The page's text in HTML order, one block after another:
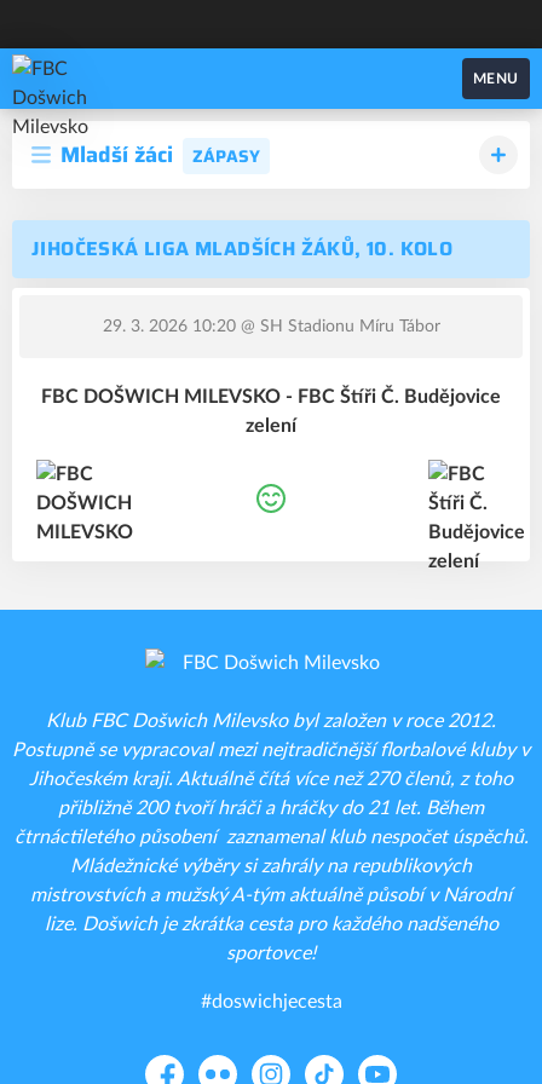
FBC Došwich Milevsko
MENU
Mladší žáci ZÁPASY
JIHOČESKÁ LIGA MLADŠÍCH ŽÁKŮ, 10. KOLO
29. 3. 2026 10:20@ SH Stadionu Míru Tábor
FBC DOŠWICH MILEVSKO - FBC Štíři Č. Budějovice
zelení
Klub FBC Došwich Milevsko byl založen v roce 2012.
Postupně se vypracoval mezi nejtradičnější florbalové kluby v
Jihočeském kraji. Aktuálně čítá více než 270 členů, z toho
přibližně 200 tvoří hráči a hráčky do 21 let. Během
čtrnáctiletého působení zaznamenal klub nespočet úspěchů.
Mládežnické výběry si zahrály na republikových
mistrovstvích a mužský A-tým aktuálně působí v Národní
lize. Došwich je zkrátka cesta pro každého nadšeného
sportovce!
#doswichjecesta